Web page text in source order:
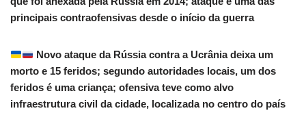
principais contraofensivas desde o início da guerra
Novo ataque da Rússia contra a Ucrânia deixa um
morto e 15 feridos; segundo autoridades locais, um dos
feridos é uma criança; ofensiva teve como alvo
infraestrutura civil da cidade, localizada no centro do país